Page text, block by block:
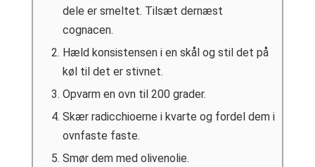
dele er smeltet. Tilsæt dernæst
cognacen.
Hæld konsistensen i en skål og stil det på
køl til det er stivnet.
Opvarm en ovn til 200 grader.
Skær radicchioerne i kvarte og fordel dem i
ovnfaste faste.
Smør dem med olivenolie.